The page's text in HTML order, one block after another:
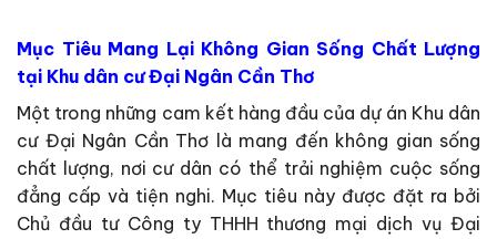
Mục Tiêu Mang Lại Không Gian Sống Chất Lượng
tại Khu dân cư Đại Ngân Cần Thơ
Một trong những cam kết hàng đầu của dự án Khu dân
cư Đại Ngân Cần Thơ là mang đến không gian sống
chất lượng, nơi cư dân có thể trải nghiệm cuộc sống
đẳng cấp và tiện nghi. Mục tiêu này được đặt ra bởi
Chủ đầu tư Công ty THHH thương mại dịch vụ Đại